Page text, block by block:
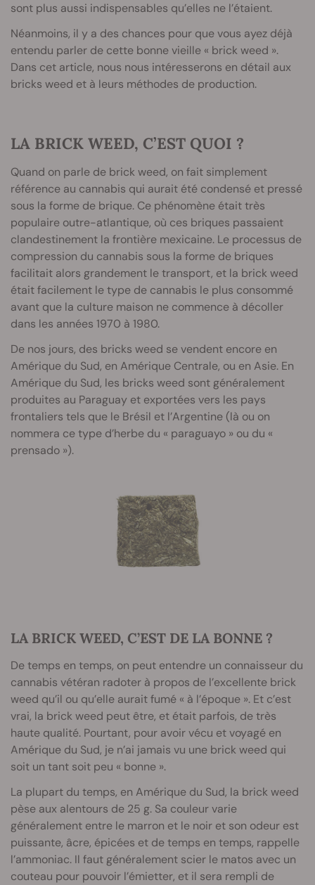
sont plus aussi indispensables qu’elles ne l’étaient.
Néanmoins, il y a des chances pour que vous ayez déjà
entendu parler de cette bonne vieille « brick weed ».
Dans cet article, nous nous intéresserons en détail aux
bricks weed et à leurs méthodes de production.
LA BRICK WEED, C’EST QUOI ?
Quand on parle de brick weed, on fait simplement
référence au cannabis qui aurait été condensé et pressé
sous la forme de brique. Ce phénomène était très
populaire outre-atlantique, où ces briques passaient
clandestinement la frontière mexicaine. Le processus de
compression du cannabis sous la forme de briques
facilitait alors grandement le transport, et la brick weed
était facilement le type de cannabis le plus consommé
avant que la culture maison ne commence à décoller
dans les années 1970 à 1980.
De nos jours, des bricks weed se vendent encore en
Amérique du Sud, en Amérique Centrale, ou en Asie. En
Amérique du Sud, les bricks weed sont généralement
produites au Paraguay et exportées vers les pays
frontaliers tels que le Brésil et l’Argentine (là ou on
nommera ce type d’herbe du « paraguayo » ou du «
prensado »).
LA BRICK WEED, C’EST DE LA BONNE ?
De temps en temps, on peut entendre un connaisseur du
cannabis vétéran radoter à propos de l’excellente brick
weed qu’il ou qu’elle aurait fumé « à l’époque ». Et c’est
vrai, la brick weed peut être, et était parfois, de très
haute qualité. Pourtant, pour avoir vécu et voyagé en
Amérique du Sud, je n’ai jamais vu une brick weed qui
soit un tant soit peu « bonne ».
La plupart du temps, en Amérique du Sud, la brick weed
pèse aux alentours de 25 g. Sa couleur varie
généralement entre le marron et le noir et son odeur est
puissante, âcre, épicées et de temps en temps, rappelle
l’ammoniac. Il faut généralement scier le matos avec un
couteau pour pouvoir l’émietter, et il sera rempli de